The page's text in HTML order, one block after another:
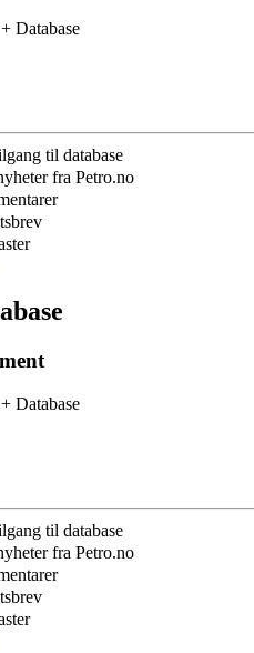
Database
til database
fra Petro.no
Database
til database
fra Petro.no